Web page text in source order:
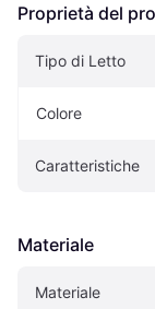
Proprietà del
Tipo di Letto
Colore
Caratteristiche
Materiale
Materiale